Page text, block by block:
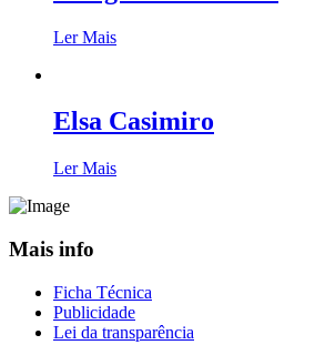
Ler Mais
Elsa Casimiro
Ler Mais
Mais info
Ficha Técnica
Publicidade
Lei da transparência